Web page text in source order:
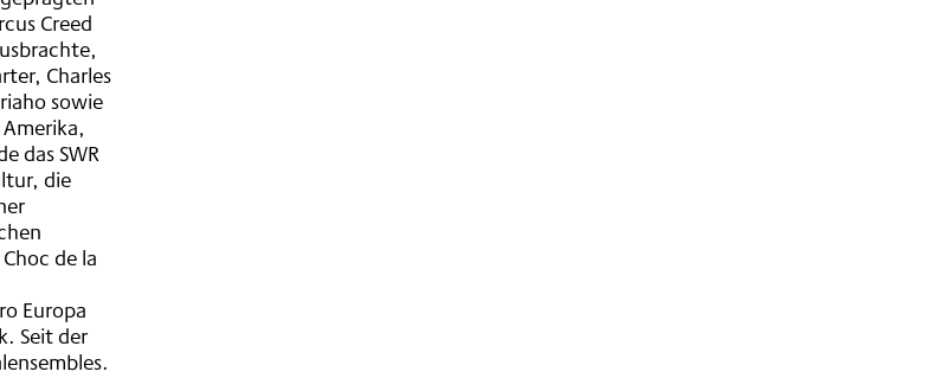
Creed
Charles
sowie
das SWR
die
de la
Europa
Seit der